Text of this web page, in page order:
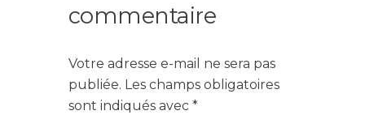
commentaire
Votre adresse e-mail ne sera pas
publiée. Les champs obligatoires
sont indiqués avec *